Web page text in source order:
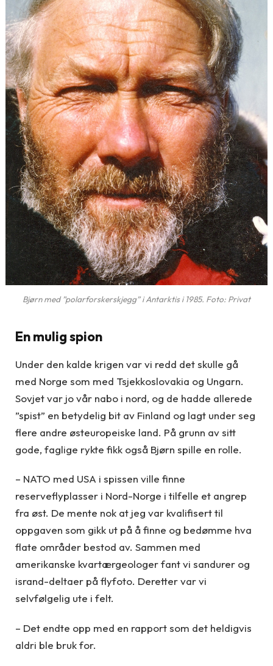
Bjørn med ”polarforskerskjegg” i Antarktis i 1985. Foto: Privat
En mulig spion
Under den kalde krigen var vi redd det skulle gå
med Norge som med Tsjekkoslovakia og Ungarn.
Sovjet var jo vår nabo i nord, og de hadde allerede
”spist” en betydelig bit av Finland og lagt under seg
flere andre østeuropeiske land. På grunn av sitt
gode, faglige rykte fikk også Bjørn spille en rolle.
– NATO med USA i spissen ville finne
reserveflyplasser i Nord-Norge i tilfelle et angrep
fra øst. De mente nok at jeg var kvalifisert til
oppgaven som gikk ut på å finne og bedømme hva
flate områder bestod av. Sammen med
amerikanske kvartærgeologer fant vi sandurer og
isrand-deltaer på flyfoto. Deretter var vi
selvfølgelig ute i felt.
– Det endte opp med en rapport som det heldigvis
aldri ble bruk for.